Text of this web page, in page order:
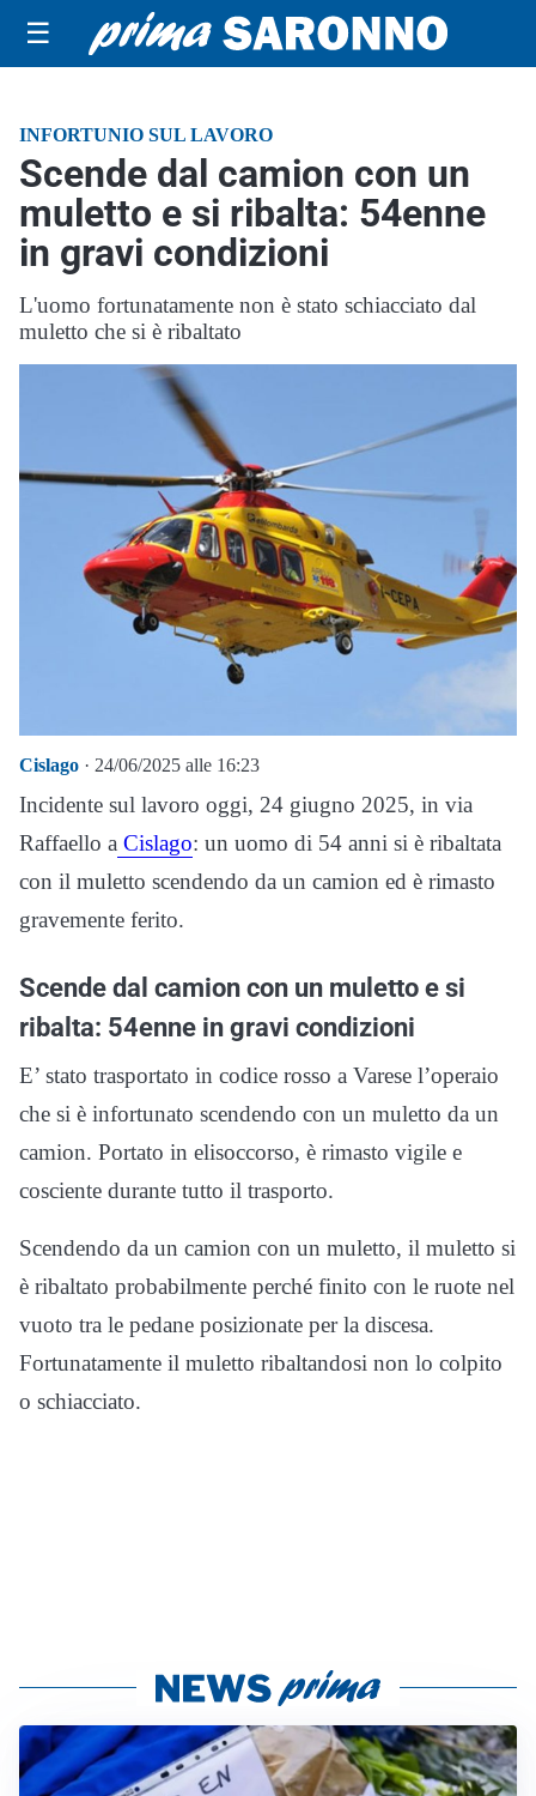
☰
INFORTUNIO SUL LAVORO
Scende dal camion con un
muletto e si ribalta: 54enne
in gravi condizioni
L'uomo fortunatamente non è stato schiacciato dal
muletto che si è ribaltato
Cislago · 24/06/2025 alle 16:23
Incidente sul lavoro oggi, 24 giugno 2025, in via
Raffaello a Cislago: un uomo di 54 anni si è ribaltata
con il muletto scendendo da un camion ed è rimasto
gravemente ferito.
Scende dal camion con un muletto e si
ribalta: 54enne in gravi condizioni
E’ stato trasportato in codice rosso a Varese l’operaio
che si è infortunato scendendo con un muletto da un
camion. Portato in elisoccorso, è rimasto vigile e
cosciente durante tutto il trasporto.
Scendendo da un camion con un muletto, il muletto si
è ribaltato probabilmente perché finito con le ruote nel
vuoto tra le pedane posizionate per la discesa.
Fortunatamente il muletto ribaltandosi non lo colpito
o schiacciato.